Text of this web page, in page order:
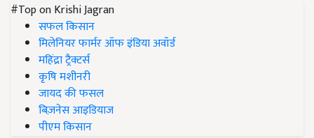
#Top on Krishi Jagran
सफल किसान
मिलेनियर फार्मर ऑफ इंडिया अवॉर्ड
महिंद्रा ट्रैक्टर्स
कृषि मशीनरी
जायद की फसल
बिज़नेस आइडियाज
पीएम किसान